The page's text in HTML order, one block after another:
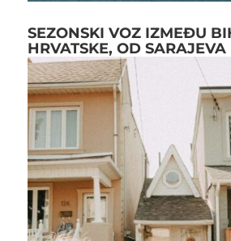
SEZONSKI VOZ IZMEĐU
HRVATSKE, OD